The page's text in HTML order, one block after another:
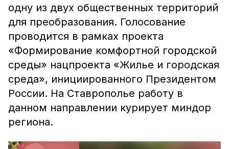
одну из двух общественных территорий
для преобразования. Голосование
проводится в рамках проекта
«Формирование комфортной городской
среды» нацпроекта «Жилье и городская
среда», инициированного Президентом
России. На Ставрополье работу в
данном направлении курирует миндор
региона.